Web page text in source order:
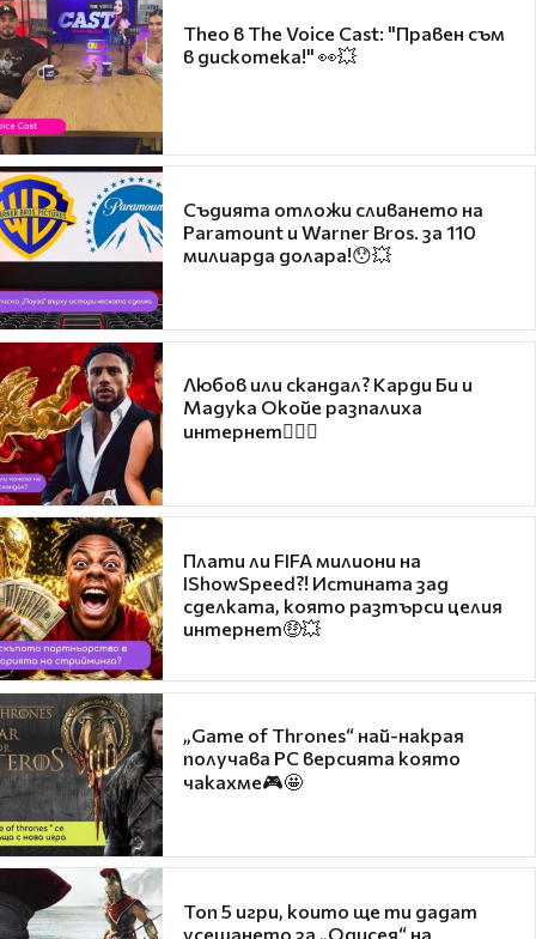
Theo в The Voice Cast: "Правен съм
в дискотека!" 👀💥
Съдията отложи сливането на
Paramount и Warner Bros. за 110
милиарда долара!😯💥
Любов или скандал? Карди Би и
Мадука Окойе разпалиха
интернет❤️‍🔥🔥
Плати ли FIFA милиони на
IShowSpeed?! Истината зад
сделката, която разтърси целия
интернет🤑💥
„Game of Thrones“ най-накрая
получава PC версията която
чакахме🎮🤩
Топ 5 игри, които ще ти дадат
усещането за „Одисея“ на